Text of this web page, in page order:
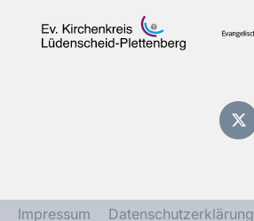
Impressum Datenschutzerklärung